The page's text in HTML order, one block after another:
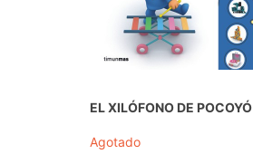
EL XILÓFONO DE POCOYÓ
Agotado